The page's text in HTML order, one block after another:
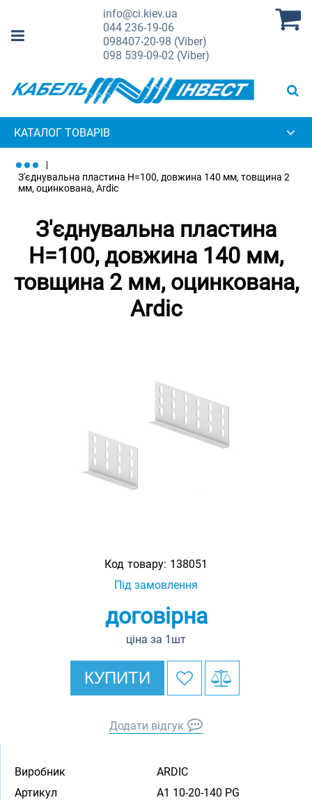
info@ci.kiev.ua
044236-19-06
098407-20-98 (Viber)
098 539-09-02 (Viber)
КАТАЛОГ ТОВАРІВ
З'єднувальна пластина H=100, довжина 140 мм, товщина 2
мм, оцинкована, Ardic
З'єднувальна пластина
H=100, довжина 140 мм,
товщина 2 мм, оцинкована,
Ardic
Код товару: 138051
Під замовлення
договірна
ціна за 1шт
КУПИТИ
Додати відгук
Виробник
ARDIC
Артикул
A1 10-20-140 PG